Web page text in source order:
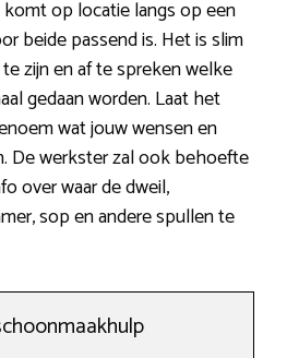
op locatie langs op een
beide passend is. Het is slim
zijn en af te spreken welke
gedaan worden. Laat het
wat jouw wensen en
De werkster zal ook behoefte
over waar de dweil,
sop en andere spullen te